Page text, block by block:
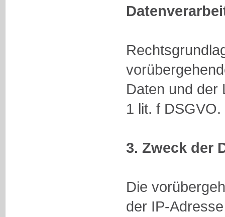
Daten und der
1 lit. f DSGVO.
3. Zweck der
Die
der IP-